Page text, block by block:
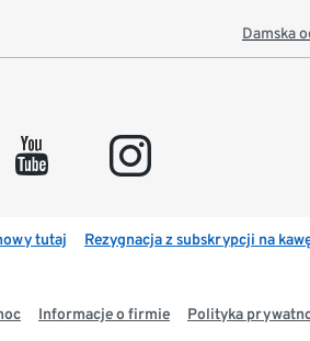
Damska
youtube instagram
tutaj Rezygnacja z subskrypcji na
Informacje o firmie Polityka